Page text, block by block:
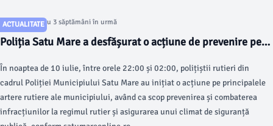
ACTUALITATE
Articol postat cu 3 săptămâni în urmă
Poliția Satu Mare a desfășurat o acțiune de prevenire pe
În noaptea de 10 iulie, între orele 22:00 și 02:00, polițiștii rutieri din
cadrul Poliției Municipiului Satu Mare au inițiat o acțiune pe principalele
artere rutiere ale municipiului, având ca scop prevenirea și combaterea
infracțiunilor la regimul rutier și asigurarea unui climat de siguranță